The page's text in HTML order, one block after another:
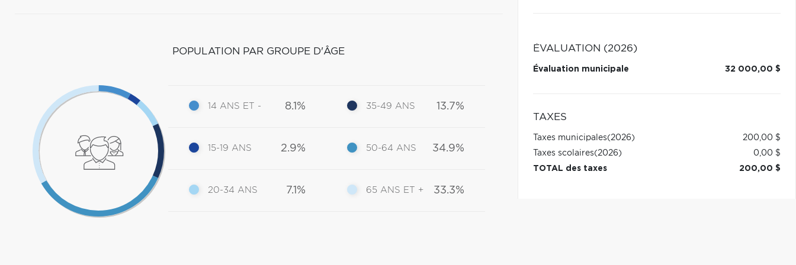
POPULATION PAR GROUPE D'ÂGE
14 ANS ET - 8.1%
15-19 ANS 2.9%
20-34 ANS 7.1%
35-49 ANS 13.7%
50-64 ANS 34.9%
65 ANS ET + 33.3%
ÉVALUATION (2026)
Évaluation municipale 32 000,00 $
TAXES
Taxes municipales(2026)
200,00 $
Taxes scolaires(2026)
0,00 $
TOTAL des taxes
200,00 $